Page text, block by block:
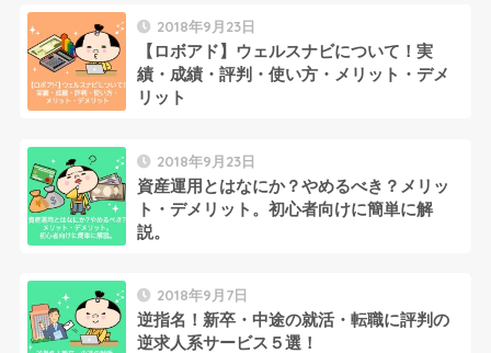
2018年9月23日
【ロボアド】ウェルスナビについて！実
績・成績・評判・使い方・メリット・デメ
リット
2018年9月23日
資産運用とはなにか？やめるべき？メリッ
ト・デメリット。初心者向けに簡単に解
説。
2018年9月7日
逆指名！新卒・中途の就活・転職に評判の
逆求人系サービス５選！